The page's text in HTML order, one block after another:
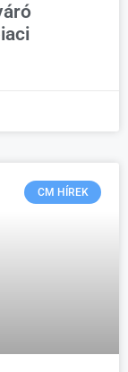
CM HÍREK